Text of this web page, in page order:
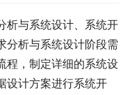
析与系统设计、系统开
分析与系统设计阶段需
程，制定详细的系统设
设计方案进行系统开